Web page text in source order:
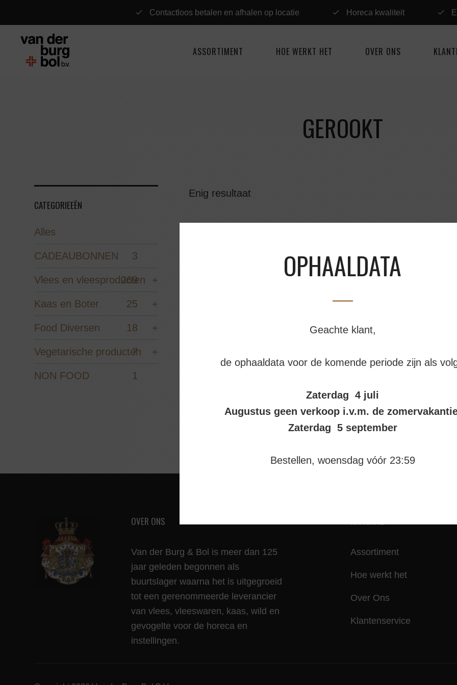
OPHAALDATA
Geachte klant,
de ophaaldata voor de komende periode zijn als
Zaterdag 4 juli
Augustus geen verkoop i.v.m. de
Zaterdag 5 september
Bestellen, woensdag vóór 23:59
Contactloos betalen en afhalen op locatie Horeca kwaliteit
ASSORTIMENT HOE WERKT HET OVER ONS
GEROOKT
CATEGORIEEËN
Alles
CADEAUBONNEN 3
+
Vlees en vleesproducten
269
+
Kaas en Boter 25
+
Food Diversen 18
+
Vegetarische producten
7
NON FOOD 1
Enig resultaat
BEKIJK PRODUCT
OVER ONS
Van der Burg & Bol is meer dan 125
jaar geleden begonnen als
buurtslager waarna het is uitgegroeid
tot een gerenommeerde leverancier
van vlees, vleeswaren, kaas, wild en
gevogelte voor de horeca en
instellingen.
NAVIGATIE
Assortiment
Hoe werkt het
Over Ons
Klantenservice